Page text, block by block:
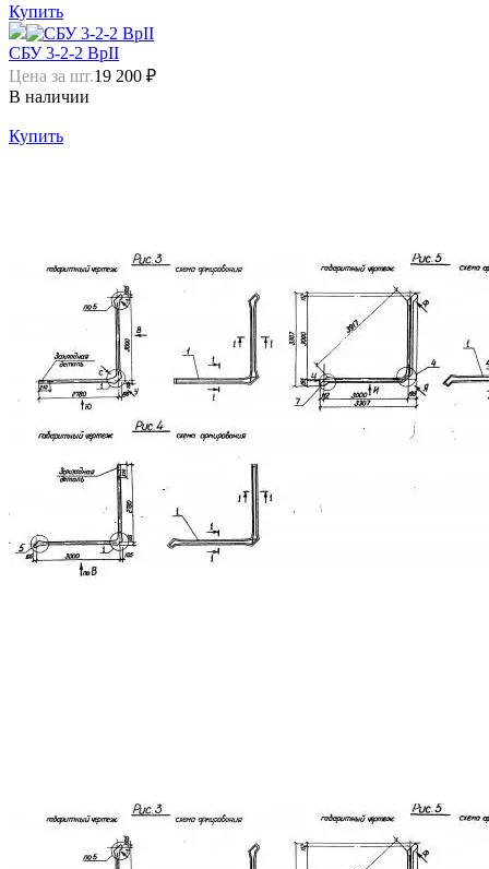
Купить
СБУ 3-2-2 ВрII
Цена за шт.19 200 ₽
В наличии
Купить